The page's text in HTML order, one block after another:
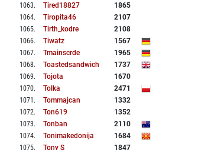
1063. Tired18827
1865
1064. Tiropita46
2107
1065. Tirth_kodre
2108
1066. Tiwatz
1567
1067. Tmainscrde
1965
1068. Toastedsandwich
1737
1069. Tojota
1670
1070. Tolka
2471
1071 . Tommajcan
1332
1072. Ton619
1352
1073. Tonban
2110
1074. Tonimakedonija
1684
1075. Tony S
1847